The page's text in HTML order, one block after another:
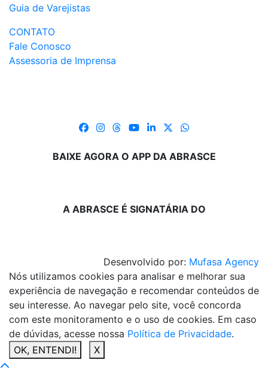
Guia de Varejistas
CONTATO
Fale Conosco
Assessoria de Imprensa
BAIXE AGORA O APP DA ABRASCE
A ABRASCE É SIGNATÁRIA DO
Desenvolvido por: Mufasa Agency
Nós utilizamos cookies para analisar e melhorar sua
experiência de navegação e recomendar conteúdos de
seu interesse. Ao navegar pelo site, você concorda
com este monitoramento e o uso de cookies. Em caso
de dúvidas, acesse nossa Política de Privacidade.
OK, ENTENDI!
X